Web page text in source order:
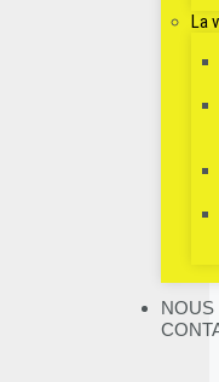
La
NOUS